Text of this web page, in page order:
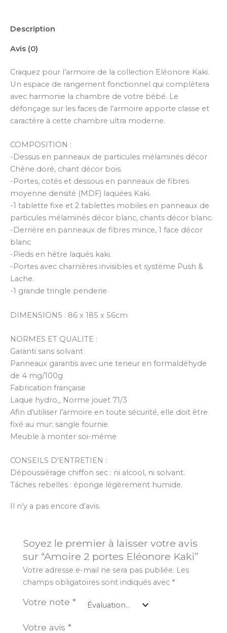
Description
Avis (0)
Craquez pour l’armoire de la collection Eléonore Kaki.
Un espace de rangement fonctionnel qui complètera
avec harmonie la chambre de votre bébé. Le
défonçage sur les faces de l’armoire apporte classe et
caractère à cette chambre ultra moderne.
COMPOSITION :
-Dessus en panneaux de particules mélaminés décor
Chêne doré, chant décor bois.
-Portes, cotés et dessous en panneaux de fibres
moyenne densité (MDF) laquées Kaki.
-1 tablette fixe et 2 tablettes mobiles en panneaux de
particules mélaminés décor blanc, chants décor blanc.
-Derrière en panneaux de fibres mince, 1 face décor
blanc
-Pieds en hêtre laqués kaki.
-Portes avec charnières invisibles et système Push &
Lache.
-1 grande tringle penderie
DIMENSIONS : 86 x 185 x 56cm
NORMES ET QUALITE :
Garanti sans solvant
Panneaux garantis avec une teneur en formaldéhyde
de 4 mg/100g
Fabrication française
Laque hydro_ Norme jouet 71/3
Afin d’utiliser l’armoire en toute sécurité, elle doit être
fixé au mur; sangle fournie.
Meuble à monter soi-même
CONSEILS D’ENTRETIEN :
Dépoussiérage chiffon sec : ni alcool, ni solvant.
Tâches rebelles : éponge légèrement humide.
Il n’y a pas encore d’avis.
Soyez le premier à laisser votre avis
sur “Amoire 2 portes Eléonore Kaki”
Votre adresse e-mail ne sera pas publiée. Les
champs obligatoires sont indiqués avec *
Votre note*
Votre avis*